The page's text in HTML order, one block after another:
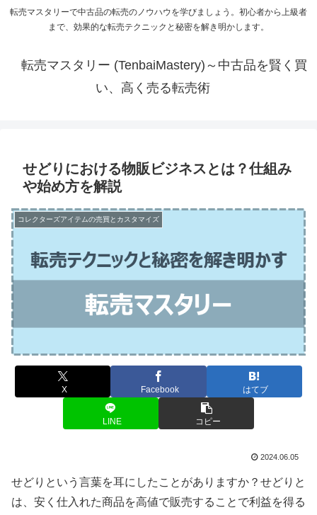
転売マスタリーで中古品の転売のノウハウを学びましょう。初心者から上級者
まで、効果的な転売テクニックと秘密を解き明かします。
転売マスタリー (TenbaiMastery)～中古品を賢く買
い、高く売る転売術
せどりにおける物販ビジネスとは？仕組み
や始め方を解説
コレクターズアイテムの売買とカスタマイズ
X Facebook はてブ
LINE コピー
2024.06.05
せどりという言葉を耳にしたことがありますか？せどりと
は、安く仕入れた商品を高値で販売することで利益を得る